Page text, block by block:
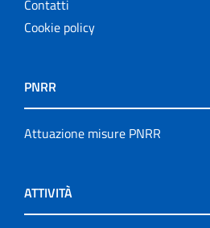
Contatti
Cookie policy
PNRR
Attuazione misure PNRR
ATTIVITÀ